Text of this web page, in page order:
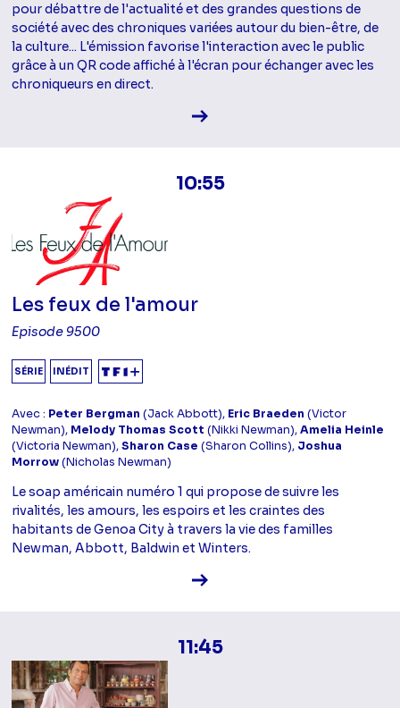
pour débattre de l'actualité et des grandes questions de
société avec des chroniques variées autour du bien-être, de
la culture... L'émission favorise l'interaction avec le public
grâce à un QR code affiché à l'écran pour échanger avec les
chroniqueurs en direct.
Voir la fiche diffusion
10:55
Les feux de l'amour
Episode 9500
SÉRIE INÉDIT
Avec : Peter Bergman (Jack Abbott), Eric Braeden (Victor
Newman), Melody Thomas Scott (Nikki Newman),Amelia Heinle
(Victoria Newman),Sharon Case (Sharon Collins), Joshua
Morrow(Nicholas Newman)
Le soap américain numéro 1 qui propose de suivre les
rivalités, les amours, les espoirs et les craintes des
habitants de Genoa City à travers la vie des familles
Newman, Abbott, Baldwin et Winters.
Voir la fiche diffusion
11:45